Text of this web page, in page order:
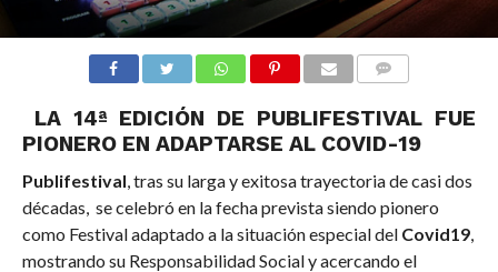
LA 14ª EDICIÓN DE PUBLIFESTIVAL FUE
PIONERO EN ADAPTARSE AL COVID-19
Publifestival, tras su larga y exitosa trayectoria de casi dos
décadas, se celebró en la fecha prevista siendo pionero
como Festival adaptado a la situación especial delCovid19,
mostrando su Responsabilidad Social y acercando el